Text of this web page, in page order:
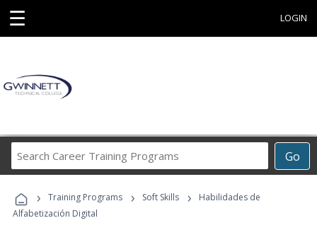
☰ LOGIN
Go
Career
Programs
› Training Programs › Soft Skills ›
Habilidades de
Alfabetización Digital